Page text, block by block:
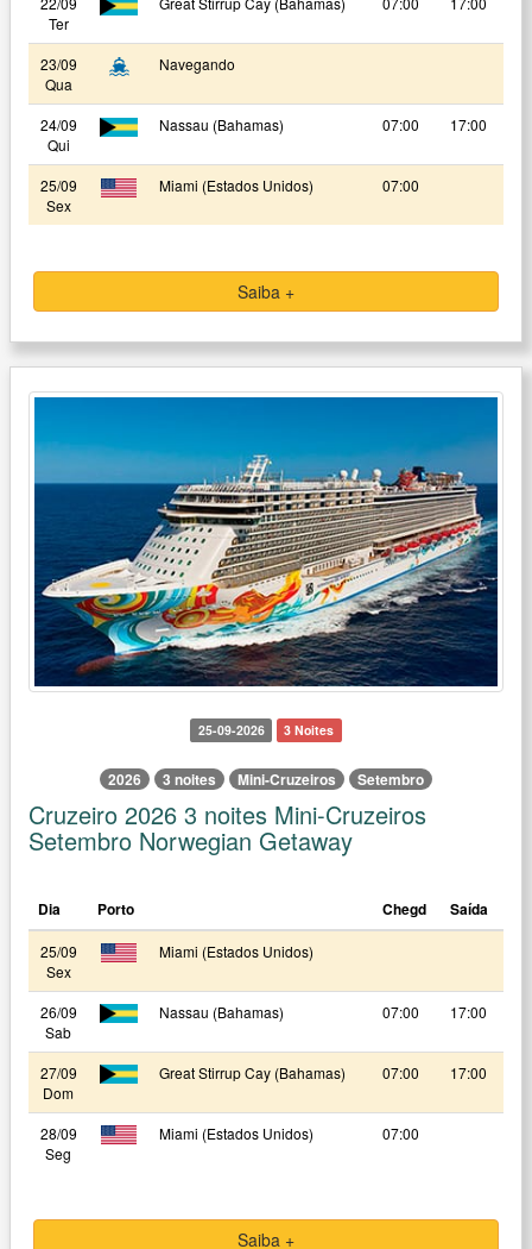
Ter
23/09
Qua
Navegando
24/09
Qui
Nassau (Bahamas) 07:00 17:00
25/09
Sex
Miami (Estados Unidos) 07:00
Saiba +
25-09-2026 3 Noites
2026 3 noites Mini-Cruzeiros Setembro
Cruzeiro 2026 3 noites Mini-Cruzeiros
Setembro Norwegian Getaway
Dia Porto Chegd Saída
25/09
Sex
Miami (Estados Unidos)
26/09
Sab
Nassau (Bahamas) 07:00 17:00
27/09
Dom
Great Stirrup Cay (Bahamas) 07:00 17:00
28/09
Seg
Miami (Estados Unidos) 07:00
Saiba +